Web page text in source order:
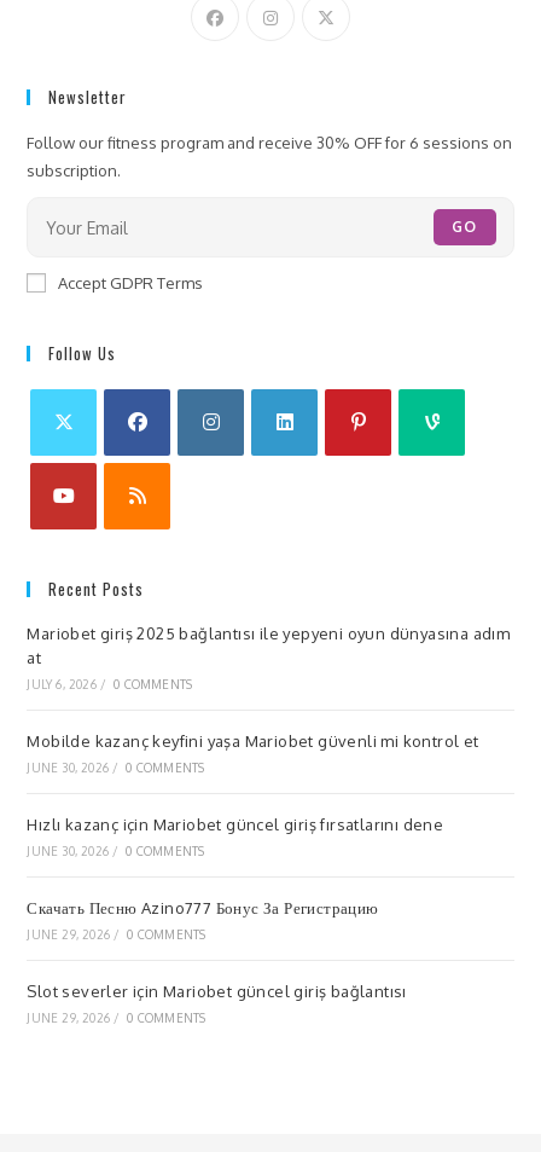
Newsletter
Follow our fitness program and receive 30% OFF for 6 sessions on
subscription.
GO
Accept GDPR Terms
Follow Us
Recent Posts
Mariobet giriş 2025 bağlantısı ile yepyeni oyun dünyasına adım
at
JULY 6, 2026 / 0 COMMENTS
Mobilde kazanç keyfini yaşa Mariobet güvenli mi kontrol et
JUNE 30, 2026 / 0 COMMENTS
Hızlı kazanç için Mariobet güncel giriş fırsatlarını dene
JUNE 30, 2026 / 0 COMMENTS
Скачать Песню Azino777 Бонус За Регистрацию
JUNE 29, 2026 / 0 COMMENTS
Slot severler için Mariobet güncel giriş bağlantısı
JUNE 29, 2026 / 0 COMMENTS